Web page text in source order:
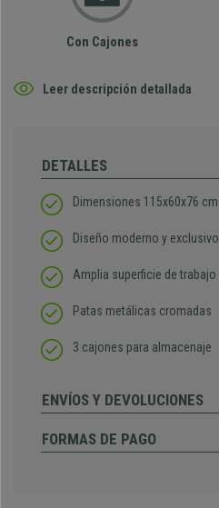
Con Cajones
Leer descripción detallada
DETALLES
Dimensiones 115x60x76 cm
Diseño moderno y exclusivo
Amplia superficie de trabajo
Patas metálicas cromadas
3 cajones para almacenaje
ENVÍOS Y DEVOLUCIONES
FORMAS DE PAGO